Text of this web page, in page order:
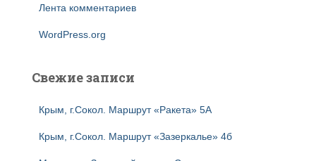
Лента комментариев
WordPress.org
Свежие записи
Крым, г.Сокол. Маршрут «Ракета» 5А
Крым, г.Сокол. Маршрут «Зазеркалье» 4б